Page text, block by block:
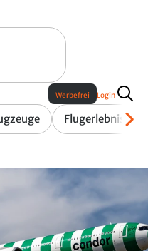
Flugerlebnis
Werbefrei Login